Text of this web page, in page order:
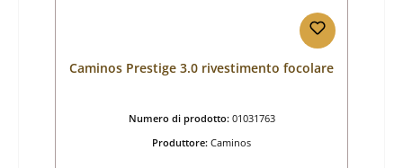
Caminos Prestige 3.0 rivestimento focolare
Numero di prodotto: 01031763
Produttore: Caminos